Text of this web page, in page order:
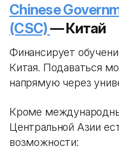
Chinese
(CSC)— Китай
Финансирует
Китая. Подаваться
напрямую через
Кроме
Центральной Азии
возможности: